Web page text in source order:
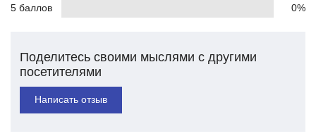
5 баллов 0%
Поделитесь своими мыслями с другими
посетителями
Написать отзыв